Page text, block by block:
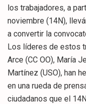
los trabajadores, a
noviembre (14N),
a convertir la
Los líderes de estos
Arce (CC OO), María
Martínez (USO), han
en una rueda de
ciudadanos que el